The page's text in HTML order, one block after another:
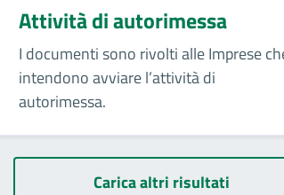
Attività di autorimessa
I documenti sono rivolti alle Imprese
intendono avviare l’attività di
autorimessa.
Carica altri risultati